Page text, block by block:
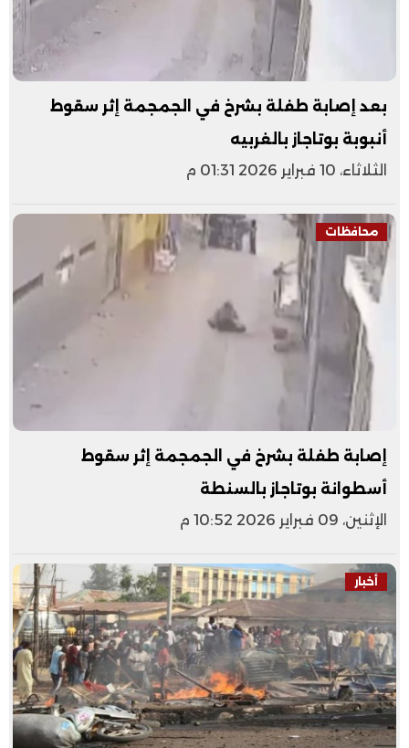
بعد إصابة طفلة بشرخ في الجمجمة إثر سقوط
أنبوبة بوتاجاز بالغربيه
الثلاثاء، 10 فبراير 2026 01:31 م
محافظات
إصابة طفلة بشرخ في الجمجمة إثر سقوط
أسطوانة بوتاجاز بالسنطة
الإثنين، 09 فبراير 2026 10:52 م
أخبار